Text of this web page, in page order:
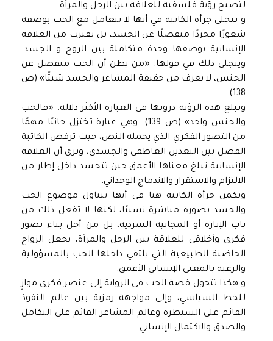
لتصبح رؤية فلسفية للعلاقة بين الرجل والمرأة.
و تتجلى جرأة الكاتبة في أنها لا تتعامل مع الحب بوصفه
شعورًا مجردًا منفصلًا عن الجسد، بل تقترب من العلاقة
الإنسانية بوصفها وحدة متكاملة بين الروح و الجسد.
ويتجلى ذلك في قولها: «من يظن أن الحب منفصل عن
الجنس، لا يعرف من حقيقة المشاعر والجسد شيئًا» (ص
138).
وتبلغ هذه الرؤية ذروتها في العبارة الأكثر دلالة: «فالحب
والجنس واحد» (ص 139). وهي عبارة تختزل جانبًا مهمًا
من التصور الفكري الذي يحمله النص، حيث ترفض الكاتبة
الفصل بين البعدين العاطفي والجسدي، وترى أن العلاقة
الإنسانية تبلغ معناها الأعمق حين تتجسد داخل إطار من
الالتزام والاستقرار والاندماج الوجداني.
وتكمن جرأة الكاتبة هنا في أنها تتناول موضوع الحب
والجسد بصورة مباشرة نسبيًا، لكنها لا تفعل ذلك من
باب الإثارة أو المجانية السردية، بل من أجل بناء تصور
فكري وأخلاقي للعلاقة بين الرجل والمرأة، يجعل الزواج
الحاضنة الطبيعية التي يلتقي داخلها الحب بالمسؤولية
والرغبة بالمعنى الإنساني الأعمق.
و هكذا تتحول قصة الحب في الرواية إلى عنصر فكري موازٍ
للخط السياسي، وإلى مواجهة رمزية بين عالم النفوذ
القائم على السيطرة وعالم المشاعر القائم على التكامل
والصدق والاكتمال الإنساني.